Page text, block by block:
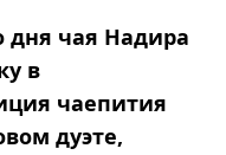
дня чая Надира
в
чаепития
дуэте,